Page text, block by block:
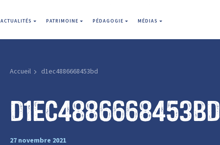
ACTUALITÉS PATRIMOINE PÉDAGOGIE MÉDIAS
Accueil d1ec4886668453bd
d1ec4886668453bd
27 novembre 2021